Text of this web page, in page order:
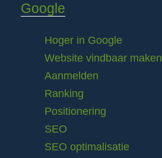
Google
Hoger in Google
Website vindbaar maken
Aanmelden
Ranking
Positionering
SEO
SEO optimalisatie